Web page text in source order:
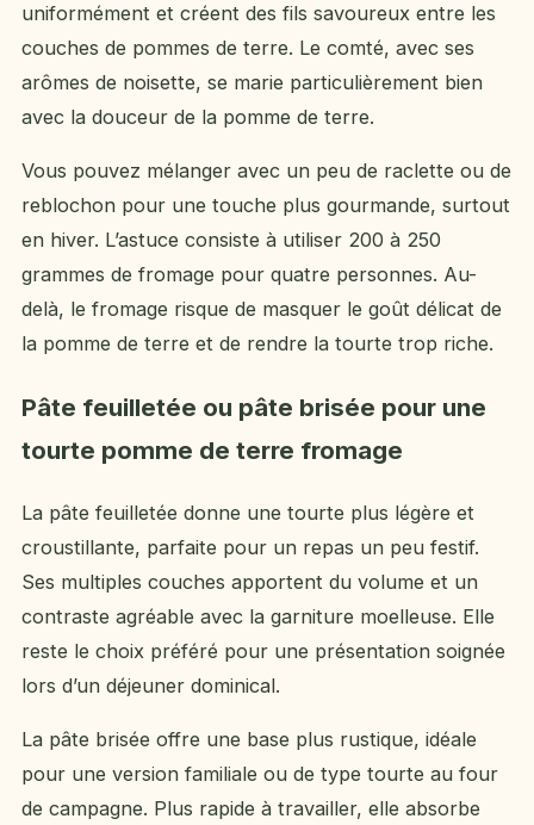
uniformément et créent des fils savoureux entre les
couches de pommes de terre. Le comté, avec ses
arômes de noisette, se marie particulièrement bien
avec la douceur de la pomme de terre.
Vous pouvez mélanger avec un peu de raclette ou de
reblochon pour une touche plus gourmande, surtout
en hiver. L’astuce consiste à utiliser 200 à 250
grammes de fromage pour quatre personnes. Au-
delà, le fromage risque de masquer le goût délicat de
la pomme de terre et de rendre la tourte trop riche.
Pâte feuilletée ou pâte brisée pour une
tourte pomme de terre fromage
La pâte feuilletée donne une tourte plus légère et
croustillante, parfaite pour un repas un peu festif.
Ses multiples couches apportent du volume et un
contraste agréable avec la garniture moelleuse. Elle
reste le choix préféré pour une présentation soignée
lors d’un déjeuner dominical.
La pâte brisée offre une base plus rustique, idéale
pour une version familiale ou de type tourte au four
de campagne. Plus rapide à travailler, elle absorbe